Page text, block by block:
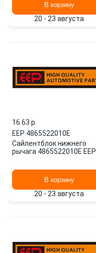
В корзину
20 - 23 августа
16.63 p.
EEP·4865522010E
Сайлентблок нижнего
рычага 4865522010E EEP
В корзину
20 - 23 августа